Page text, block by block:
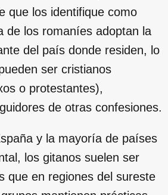
que los identifique como
de los romaníes adoptan la
del país donde residen, lo
ser cristianos
o protestantes),
de otras confesiones.
y la mayoría de países
los gitanos suelen ser
que en regiones del sureste